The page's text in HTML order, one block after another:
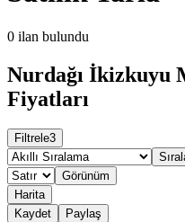
0 ilan bulundu
Nurdağı İkizkuyu
Fiyatları
Filtrele3
Görünüm
Harita
Kaydet
Paylaş